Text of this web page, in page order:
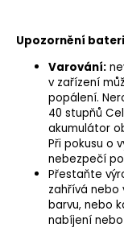
Upozornění
Varování:
v zařízení
popálení.
40 stupňů
akumulátor
Při pokusu o
nebezpečí
Přestaňte
zahřívá nebo
barvu, nebo
nabíjení